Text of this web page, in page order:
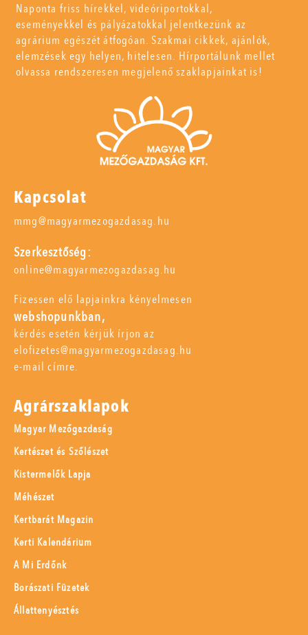
Naponta friss hírekkel, videóriportokkal,
eseményekkel és pályázatokkal jelentkezünk az
agrárium egészét átfogóan. Szakmai cikkek, ajánlók,
elemzések egy helyen, hitelesen. Hírportálunk mellet
olvassa rendszeresen megjelenő szaklapjainkat is!
Kapcsolat
mmg@magyarmezogazdasag.hu
Szerkesztőség:
online@magyarmezogazdasag.hu
Fizessen elő lapjainkra kényelmesen
webshopunkban,
kérdés esetén kérjük írjon az
elofizetes@magyarmezogazdasag.hu
e-mail címre.
Agrárszaklapok
Magyar Mezőgazdaság
Kertészet és Szőlészet
Kistermelők Lapja
Méhészet
Kertbarát Magazin
Kerti Kalendárium
A Mi Erdőnk
Borászati Füzetek
Állattenyésztés